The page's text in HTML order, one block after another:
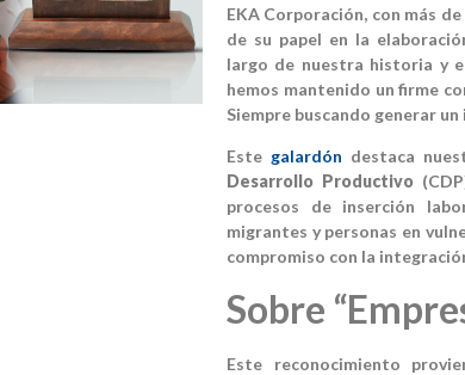
EKA Corporación, con más
de su papel en la
largo de nuestra historia y
hemos mantenido un firme
Siempre buscando generar
Este galardón destaca
Desarrollo Productivo
procesos de inserción
migrantes y personas en
compromiso con la
Sobre
Este reconocimiento